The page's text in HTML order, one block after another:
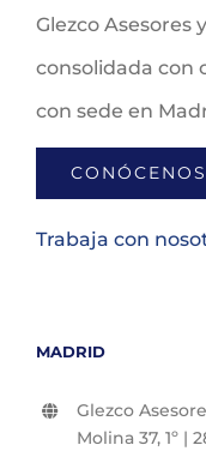
Glezco Asesores
consolidada con
con sede en
CONÓCENOS
Trabaja con
MADRID
Glezco
Molina 37, 1º |